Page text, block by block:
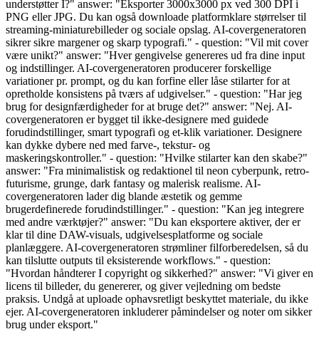
understøtter I?" answer: "Eksporter 3000x3000 px ved 300 DPI i
PNG eller JPG. Du kan også downloade platformklare størrelser til
streaming-miniaturebilleder og sociale opslag. AI-covergeneratoren
sikrer sikre margener og skarp typografi." - question: "Vil mit cover
være unikt?" answer: "Hver gengivelse genereres ud fra dine input
og indstillinger. AI-covergeneratoren producerer forskellige
variationer pr. prompt, og du kan forfine eller låse stilarter for at
opretholde konsistens på tværs af udgivelser." - question: "Har jeg
brug for designfærdigheder for at bruge det?" answer: "Nej. AI-
covergeneratoren er bygget til ikke-designere med guidede
forudindstillinger, smart typografi og et-klik variationer. Designere
kan dykke dybere ned med farve-, tekstur- og
maskeringskontroller." - question: "Hvilke stilarter kan den skabe?"
answer: "Fra minimalistisk og redaktionel til neon cyberpunk, retro-
futurisme, grunge, dark fantasy og malerisk realisme. AI-
covergeneratoren lader dig blande æstetik og gemme
brugerdefinerede forudindstillinger." - question: "Kan jeg integrere
med andre værktøjer?" answer: "Du kan eksportere aktiver, der er
klar til dine DAW-visuals, udgivelsesplatforme og sociale
planlæggere. AI-covergeneratoren strømliner filforberedelsen, så du
kan tilslutte outputs til eksisterende workflows." - question:
"Hvordan håndterer I copyright og sikkerhed?" answer: "Vi giver en
licens til billeder, du genererer, og giver vejledning om bedste
praksis. Undgå at uploade ophavsretligt beskyttet materiale, du ikke
ejer. AI-covergeneratoren inkluderer påmindelser og noter om sikker
brug under eksport."